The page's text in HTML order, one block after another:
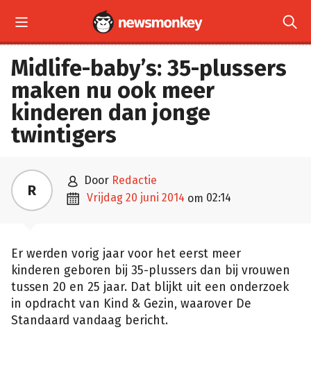
 
Midlife-baby’s: 35-plussers
maken nu ook meer
kinderen dan jonge
twintigers
R  door Redactie
 vrijdag 20 juni 2014 om 02:14
Er werden vorig jaar voor het eerst meer
kinderen geboren bij 35-plussers dan bij vrouwen
tussen 20 en 25 jaar. Dat blijkt uit een onderzoek
in opdracht van Kind & Gezin, waarover De
Standaard vandaag bericht.